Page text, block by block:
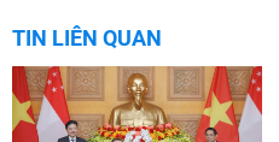
TIN LIÊN QUAN